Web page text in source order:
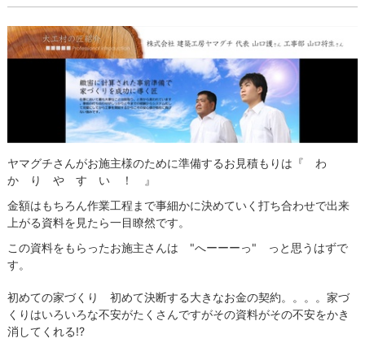
ヤマグチさんがお施主様のために準備するお見積もりは『 わ
か り や す い ！ 』
金額はもちろん作業工程まで事細かに決めていく打ち合わせで出来
上がる資料を見たら一目瞭然です。
この資料をもらったお施主さんは "へーーーっ" っと思うはずで
す。
初めての家づくり 初めて決断する大きなお金の契約。。。。家づ
くりはいろいろな不安がたくさんですがその資料がその不安をかき
消してくれる!?